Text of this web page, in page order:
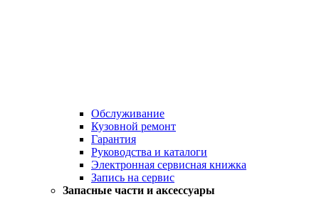
Обслуживание
Кузовной ремонт
Гарантия
Руководства и каталоги
Электронная сервисная книжка
Запись на сервис
Запасные части и аксессуары